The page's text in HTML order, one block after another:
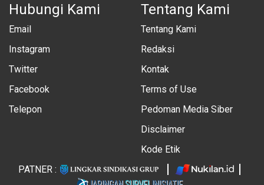
Hubungi Kami
Email
Instagram
Twitter
Facebook
Telepon
Tentang Kami
Tentang Kami
Redaksi
Kontak
Terms of Use
Pedoman Media Siber
Disclaimer
Kode Etik
PATNER :